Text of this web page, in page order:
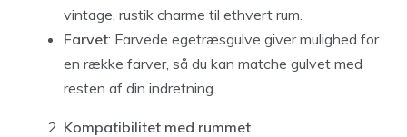
vintage, rustik charme til ethvert rum.
Farvet: Farvede egetræsgulve giver mulighed for
en række farver, så du kan matche gulvet med
resten af din indretning.
Kompatibilitet med rummet